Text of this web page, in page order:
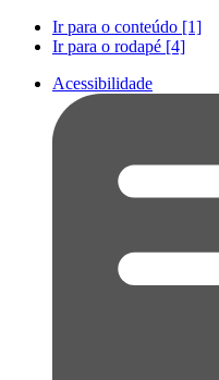
Ir para o conteúdo [1]
Ir para o rodapé [4]
Acessibilidade